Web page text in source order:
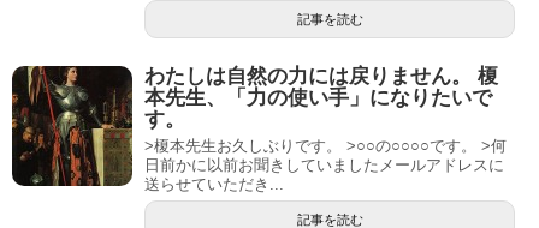
記事を読む
わたしは自然の力には戻りません。 榎
本先生、「力の使い手」になりたいで
す。
>榎本先生お久しぶりです。 >○○の○○○○です。 >何
日前かに以前お聞きしていましたメールアドレスに
送らせていただき...
記事を読む